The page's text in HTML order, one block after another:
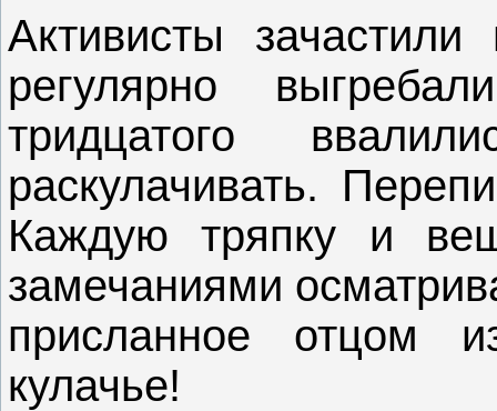
Активисты
регулярно
тридцатого
раскулачивать.
Каждую тряпку и
замечаниями
присланное отцом
кулачье!